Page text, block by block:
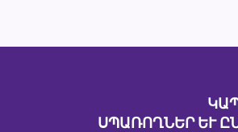
ՍՊԱՌՈՂՆԵՐ ԵՒ